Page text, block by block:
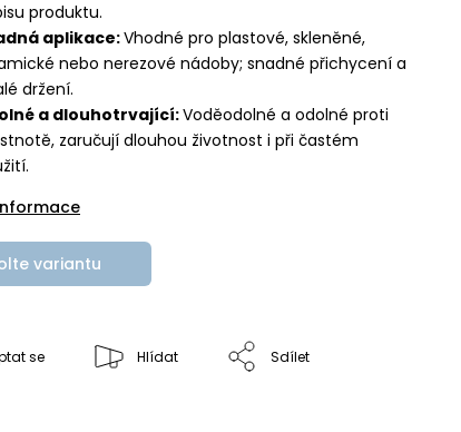
produktu.
aplikace:Vhodné pro plastové, skleněné,
nebo nerezové nádoby; snadné přichycení a
držení.
a dlouhotrvající:Voděodolné a odolné proti
zaručují dlouhou životnost i při častém
variantu
se Hlídat Sdílet